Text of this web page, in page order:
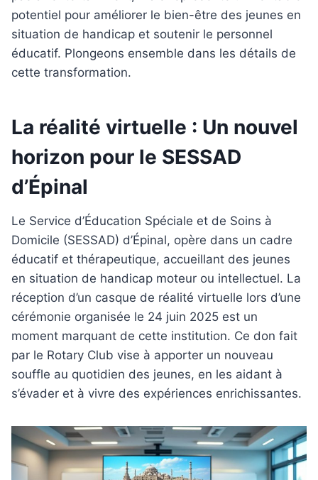
potentiel pour améliorer le bien-être des jeunes en
situation de handicap et soutenir le personnel
éducatif. Plongeons ensemble dans les détails de
cette transformation.
La réalité virtuelle : Un nouvel
horizon pour le SESSAD
d’Épinal
Le Service d’Éducation Spéciale et de Soins à
Domicile (SESSAD) d’Épinal, opère dans un cadre
éducatif et thérapeutique, accueillant des jeunes
en situation de handicap moteur ou intellectuel. La
réception d’un casque de réalité virtuelle lors d’une
cérémonie organisée le 24 juin 2025 est un
moment marquant de cette institution. Ce don fait
par le Rotary Club vise à apporter un nouveau
souffle au quotidien des jeunes, en les aidant à
s’évader et à vivre des expériences enrichissantes.